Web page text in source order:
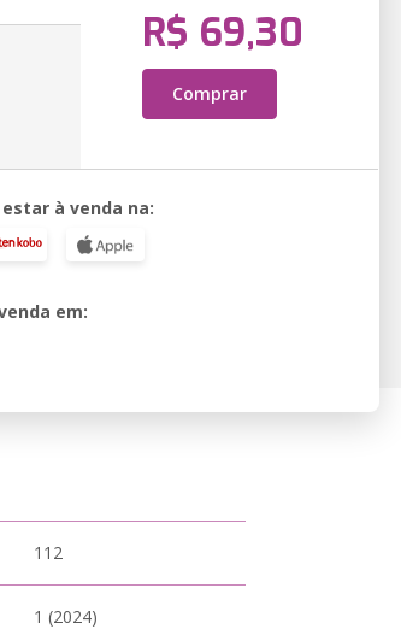
R$ 69,30
Comprar
à venda na:
em:
112
1 (2024)